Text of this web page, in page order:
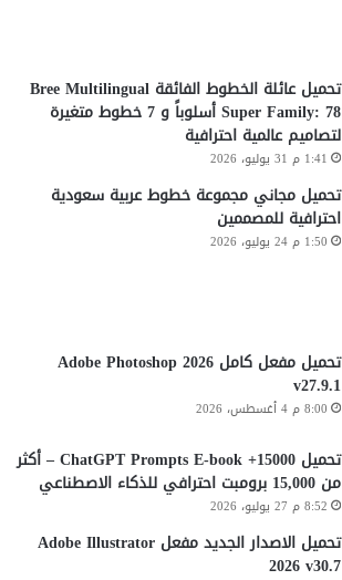
تحميل عائلة الخطوط الفائقة Bree Multilingual
Super Family: 78 أسلوباً و 7 خطوط متغيرة
لتصاميم عالمية احترافية
1:41 م 31 يوليو، 2026
تحميل مجاني مجموعة خطوط عربية سعودية
احترافية للمصممين
1:50 م 24 يوليو، 2026
تحميل مفعل كامل Adobe Photoshop 2026
v27.9.1
8:00 م 4 أغسطس، 2026
تحميل 15000+ ChatGPT Prompts E-book – أكثر
من 15,000 برومبت احترافي للذكاء الاصطناعي
8:52 م 27 يوليو، 2026
تحميل الاصدار الجديد مفعل Adobe Illustrator
2026 v30.7